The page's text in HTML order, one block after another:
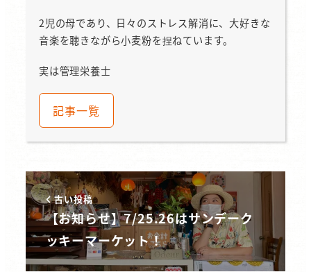
2児の母であり、日々のストレス解消に、大好きな
音楽を聴きながら小麦粉を捏ねています。
実は管理栄養士
記事一覧
古い投稿
【お知らせ】7/25.26はサンデーク
ッキーマーケット！